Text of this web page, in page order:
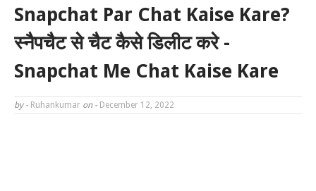
Snapchat Par Chat Kaise Kare?
स्नैपचैट से चैट कैसे डिलीट करे -
Snapchat Me Chat Kaise Kare
by - Ruhankumar on - December 12, 2022